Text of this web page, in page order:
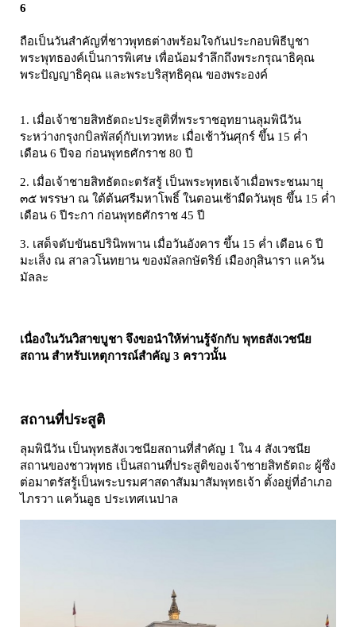
6
ถือเป็นวันสำคัญที่ชาวพุทธต่างพร้อมใจกันประกอบพิธีบูชา
พระพุทธองค์เป็นการพิเศษ เพื่อน้อมรำลึกถึงพระกรุณาธิคุณ
พระปัญญาธิคุณ และพระบริสุทธิคุณ ของพระองค์
1. เมื่อเจ้าชายสิทธัตถะประสูติที่พระราชอุทยานลุมพินีวัน
ระหว่างกรุงกบิลพัสดุ์กับเทวทหะ เมื่อเช้าวันศุกร์ ขึ้น 15 ค่ำ
เดือน 6 ปีจอ ก่อนพุทธศักราช 80 ปี
2. เมื่อเจ้าชายสิทธัตถะตรัสรู้ เป็นพระพุทธเจ้าเมื่อพระชนมายุ
๓๕ พรรษา ณ ใต้ต้นศรีมหาโพธิ์ ในตอนเช้ามืดวันพุธ ขึ้น 15 ค่ำ
เดือน 6 ปีระกา ก่อนพุทธศักราช 45 ปี
3. เสด็จดับขันธปรินิพพาน เมื่อวันอังคาร ขึ้น 15 ค่ำ เดือน 6 ปี
มะเส็ง ณ สาลวโนทยาน ของมัลลกษัตริย์ เมืองกุสินารา แคว้น
มัลละ
เนื่องในวันวิสาขบูชา จึงขอนำให้ท่านรู้จักกับ พุทธสังเวชนีย
สถาน สำหรับเหตุการณ์สำคัญ 3 คราวนั้น
สถานที่ประสูติ
ลุมพินีวัน เป็นพุทธสังเวชนียสถานที่สำคัญ 1 ใน 4 สังเวชนีย
สถานของชาวพุทธ เป็นสถานที่ประสูติของเจ้าชายสิทธัตถะ ผู้ซึ่ง
ต่อมาตรัสรู้เป็นพระบรมศาสดาสัมมาสัมพุทธเจ้า ตั้งอยู่ที่อำเภอ
ไภรวา แคว้นอูธ ประเทศเนปาล